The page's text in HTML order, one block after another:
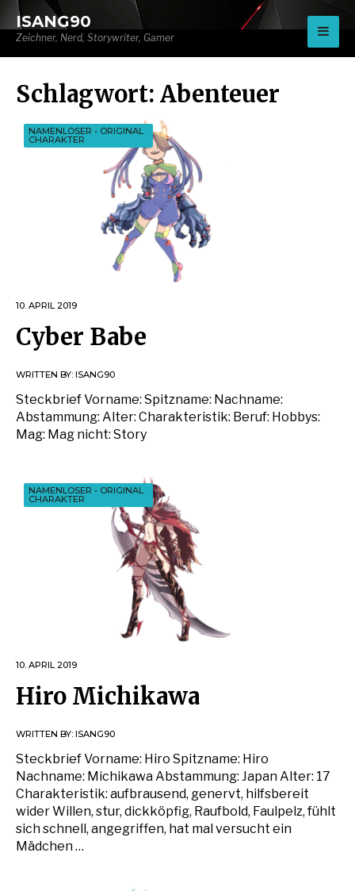
ISANG90
Zeichner, Nerd, Storywriter, Gamer
Schlagwort: Abenteuer
NAMENLOSER • ORIGINAL
CHARAKTER
10. APRIL 2019
Cyber Babe
WRITTEN BY: ISANG90
Steckbrief Vorname: Spitzname: Nachname:
Abstammung: Alter: Charakteristik: Beruf: Hobbys:
Mag: Mag nicht: Story
NAMENLOSER • ORIGINAL
CHARAKTER
10. APRIL 2019
Hiro Michikawa
WRITTEN BY: ISANG90
Steckbrief Vorname: Hiro Spitzname: Hiro
Nachname: Michikawa Abstammung: Japan Alter: 17
Charakteristik: aufbrausend, genervt, hilfsbereit
wider Willen, stur, dickköpfig, Raufbold, Faulpelz, fühlt
sich schnell, angegriffen, hat mal versucht ein
Mädchen …
for: